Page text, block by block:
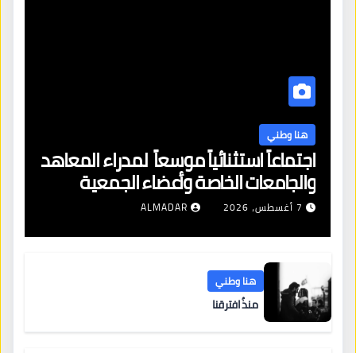
هنا وطني
اجتماعاً استثنائياً موسعاً لمدراء المعاهد
والجامعات الخاصة وأعضاء الجمعية
العمومية للنقابة العامة لمؤسسات
التعليم والتدريب الخاص في ليبيا
7 أغسطس، 2026 ALMADAR
هنا وطني
منذُ افترقنا